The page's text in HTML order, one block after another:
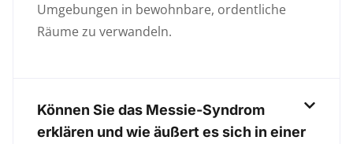
Umgebungen in bewohnbare, ordentliche
Räume zu verwandeln.
Können Sie das Messie-Syndrom
erklären und wie äußert es sich in einer